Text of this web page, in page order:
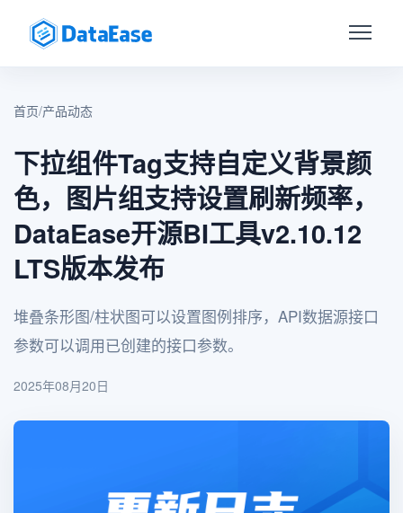
首页/产品动态
下拉组件Tag支持自定义背景颜
色，图片组支持设置刷新频率，
DataEase开源BI工具v2.10.12
LTS版本发布
堆叠条形图/柱状图可以设置图例排序，API数据源接口
参数可以调用已创建的接口参数。
2025年08月20日